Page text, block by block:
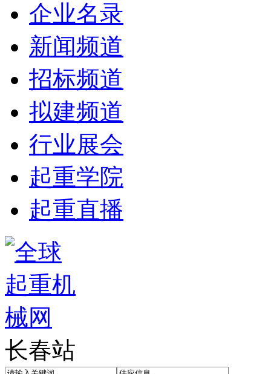
企业名录
新闻频道
招标频道
拟建频道
行业展会
起重学院
起重直播
长春站